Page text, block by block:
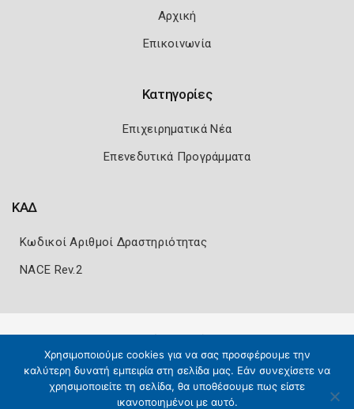
Αρχική
Επικοινωνία
Κατηγορίες
Επιχειρηματικά Νέα
Επενεδυτικά Προγράμματα
ΚΑΔ
Κωδικοί Αριθμοί Δραστηριότητας
NACE Rev.2
Χρησιμοποιούμε cookies για να σας προσφέρουμε την
καλύτερη δυνατή εμπειρία στη σελίδα μας. Εάν συνεχίσετε να
χρησιμοποιείτε τη σελίδα, θα υποθέσουμε πως είστε
ικανοποιημένοι με αυτό.
Copyright 2026 Knowledge A.E.